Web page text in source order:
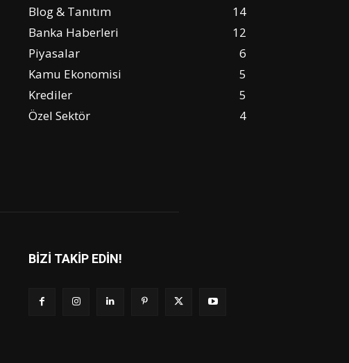
Blog & Tanıtım
14
Banka Haberleri
12
Piyasalar
6
Kamu Ekonomisi
5
Krediler
5
Özel Sektör
4
BİZİ TAKİP EDİN!